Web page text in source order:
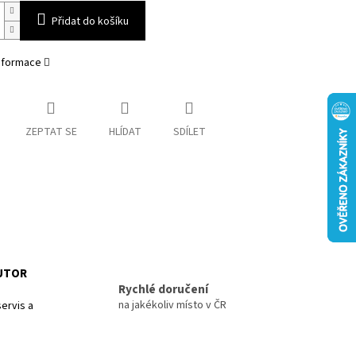
Přidat do košíku
ZEPTAT SE HLÍDAT SDÍLET
a
Rychlé doručení
na jakékoliv místo v ČR